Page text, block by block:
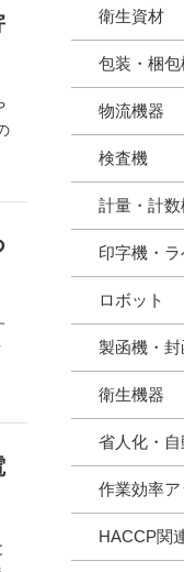
衛生資材
包装・梱包
物流機器
検査機
計量・計数
印字機・
ロボット
製函機・
衛生機器
省人化・
作業効率
HACCP関